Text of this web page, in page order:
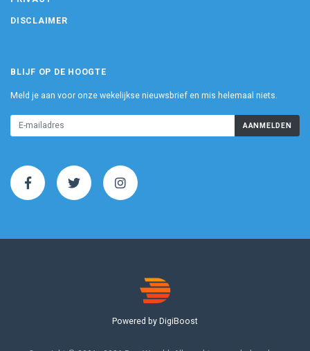
DISCLAIMER
BLIJF OP DE HOOGTE
Meld je aan voor onze wekelijkse nieuwsbrief en mis helemaal niets.
AANMELDEN
Powered by DigiBoost